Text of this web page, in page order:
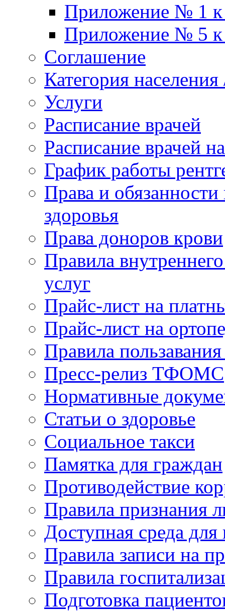
Приложение № 1 к
Приложение № 5 к
Соглашение
Категория
Услуги
Расписание врачей
Расписание врачей
График работы
Права и
здоровья
Права доноров крови
Правила
услуг
Прайс-лист на
Прайс-лист на
Правила
Пресс-релиз ТФОМС
Нормативные
Статьи о здоровье
Социальное такси
Памятка для граждан
Противодействие
Правила признания
Доступная среда для
Правила записи на
Правила
Подготовка